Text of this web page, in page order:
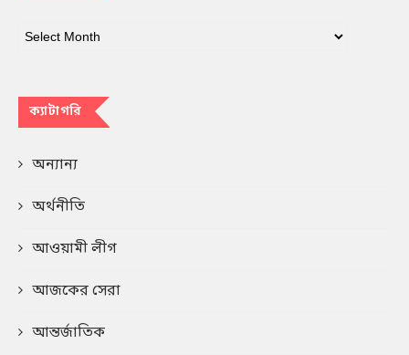
ক্যাটাগরি
অন্যান্য
অর্থনীতি
আওয়ামী লীগ
আজকের সেরা
আন্তর্জাতিক